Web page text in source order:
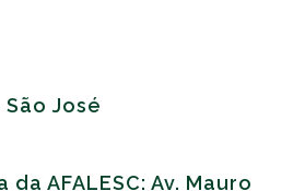
José
AFALESC: Av. Mauro